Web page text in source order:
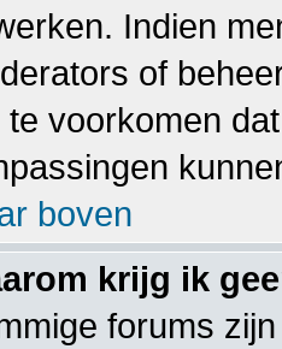
Indien
of
te voorkomen
boven
krijg ik
forums